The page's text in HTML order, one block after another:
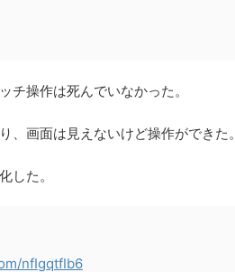
チ操作は死んでいなかった。
画面は見えないけど操作ができた。
した。
nfIgqtfIb6